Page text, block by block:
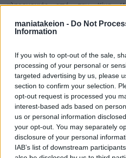
maniatakeion - Do Not
Information
If you wish to opt-out of the sale,
processing of your personal or
targeted advertising by us, please
section to confirm your selection.
opt-out request is processed you
interest-based ads based on
us or personal information
your opt-out. You may separately
disclosure of your personal
IAB’s list of downstream
κληρονομιάς από την Κίνα
διοργάνωσης της επιστημονικής
του Βοκάκιου» (Αθήνα
Αντιπροέδρου του Μανιατακείου
της Ανθρωπότητας», ύστερα
CHUA Ai Lin, Πρόεδρο της Ένωσης
της Σιγκαπούρης (Σιγκαπούρη
αποκατάσταση του
«Εικονοστασίου-Πηγής»
βρίσκεται στην αρχή του
γενικότερα τη συμβολή του στη
του ιδρύματος. Έκανε μνεία στις
Ιδρύματος που
Nanetti που αφορούν στην